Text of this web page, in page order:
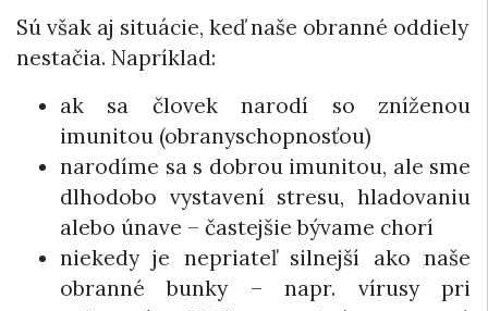
Sú však aj situácie, keď naše obranné oddiely
nestačia. Napríklad:
ak sa človek narodí so zníženou
imunitou (obranyschopnosťou)
narodíme sa s dobrou imunitou, ale sme
dlhodobo vystavení stresu, hladovaniu
alebo únave – častejšie bývame chorí
niekedy je nepriateľ silnejší ako naše
obranné bunky – napr. vírusy pri